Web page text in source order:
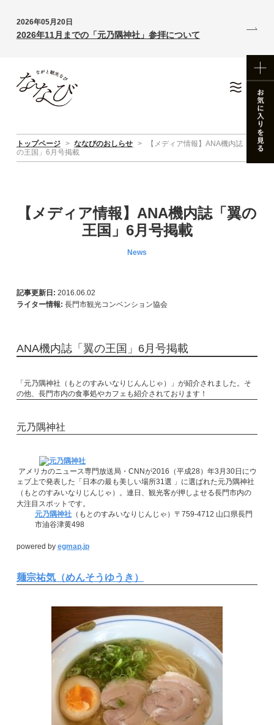
2026年05月20日
2026年11月までの「元乃隅神社」参拝について
トップページ > ななびのおしらせ >
【メディア情報】ANA機内誌「翼
の王国」6月号掲載
【メディア情報】ANA機内誌「翼の
王国」6月号掲載
News
記事更新日: 2016.06.02
ライター情報: 長門市観光コンベンション協会
ANA機内誌「翼の王国」6月号掲載
「元乃隅神社（もとのすみいなりじんんじゃ）」が紹介されました。そ
の他、長門市内の食事処やカフェも紹介されております！
元乃隅神社
アメリカのニュース専門放送局・CNNが2016（平成28）年3月30日にウ
ェブ上で発表した「日本の最も美しい場所31選 」に選ばれた元乃隅神社
（もとのすみいなりじんじゃ）。 連日、観光客が押しよせる長門市内の
大注目スポットです。
元乃隅神社（もとのすみいなりじんじゃ）〒759-4712 山口県長門
市油谷津黄498
powered by egmap.jp
麺宗祐気（めんそうゆうき）